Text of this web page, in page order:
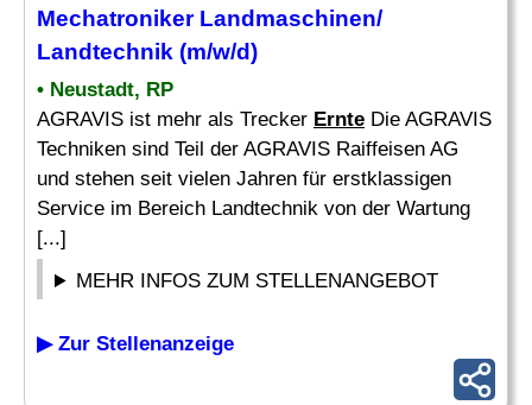
Mechatroniker Landmaschinen/
Landtechnik (m/w/d)
• Neustadt, RP
AGRAVIS ist mehr als Trecker Ernte Die AGRAVIS
Techniken sind Teil der AGRAVIS Raiffeisen AG
und stehen seit vielen Jahren für erstklassigen
Service im Bereich Landtechnik von der Wartung
[...]
MEHR INFOS ZUM STELLENANGEBOT
▶ Zur Stellenanzeige